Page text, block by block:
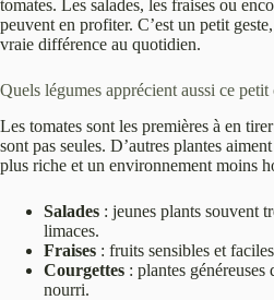
tomates. Les salades, les fraises ou
peuvent en profiter. C’est un petit
vraie différence au quotidien.
Quels légumes apprécient aussi ce
Les tomates sont les premières à en
sont pas seules. D’autres plantes
plus riche et un environnement moins
Salades : jeunes plants souvent
limaces.
Fraises : fruits sensibles et
Courgettes : plantes
nourri.